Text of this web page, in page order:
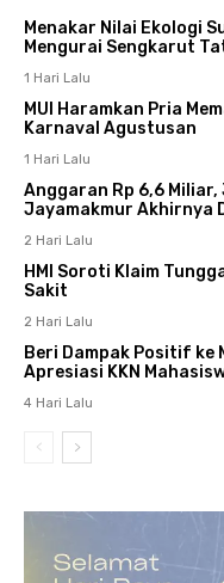
Menakar Nilai Ekologi
Mengurai Sengkarut
1 Hari Lalu
MUI Haramkan Pria
Karnaval Agustusan
1 Hari Lalu
Anggaran Rp 6,6
Jayamakmur Akhirnya
2 Hari Lalu
HMI Soroti Klaim
Sakit
2 Hari Lalu
Beri Dampak Positif ke
Apresiasi KKN
4 Hari Lalu